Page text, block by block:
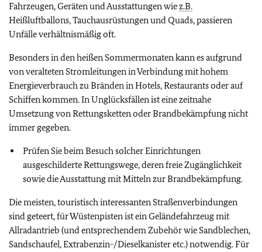
Fahrzeugen, Geräten und Ausstattungen wiez.B.
Heißluftballons, Tauchausrüstungen und Quads, passieren
Unfälle verhältnismäßig oft.
Besonders in den heißen Sommermonaten kann es aufgrund
von veralteten Stromleitungen in Verbindung mit hohem
Energieverbrauch zu Bränden in Hotels, Restaurants oder auf
Schiffen kommen. In Unglücksfällen ist eine zeitnahe
Umsetzung von Rettungsketten oder Brandbekämpfung nicht
immer gegeben.
Prüfen Sie beim Besuch solcher Einrichtungen
ausgeschilderte Rettungswege, deren freie Zugänglichkeit
sowie die Ausstattung mit Mitteln zur Brandbekämpfung.
Die meisten, touristisch interessanten Straßenverbindungen
sind geteert, für Wüstenpisten ist ein Geländefahrzeug mit
Allradantrieb (und entsprechendem Zubehör wie Sandblechen,
Sandschaufel, Extrabenzin-/Dieselkanister etc.) notwendig. Für